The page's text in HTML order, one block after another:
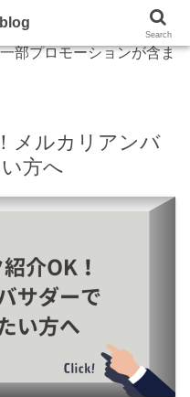
部プロモーションが含ま
メルカリアンバ
方へ
Search